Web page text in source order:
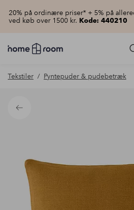
20% på ordinære priser* + 5% på
ved køb over 1500 kr. Kode: 440210
Homeroom
–
hjemmet
pris
Tekstiler Pyntepuder & pudebetræk
Tilbage